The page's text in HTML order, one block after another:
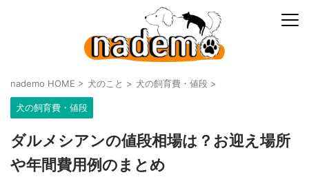
nademo HOME > 犬のこと > 犬の飼育費・値段 >
犬の飼育費・値段
ダルメシアンの値段相場は？お迎え場所
や年間費用例のまとめ